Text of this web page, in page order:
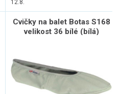
12.8.
Cvičky na balet Botas S168
velikost 36 bílé (bílá)